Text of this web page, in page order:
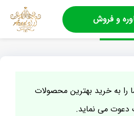
و فروش
را به خرید بهترین محصولات
می نماید.